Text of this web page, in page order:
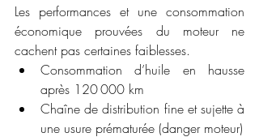
Les performances et une consommation
économique prouvées du moteur ne
cachent pas certaines faiblesses.
Consommation d’huile en hausse
après 120 000 km
Chaîne de distribution fine et sujette à
une usure prématurée (danger moteur)